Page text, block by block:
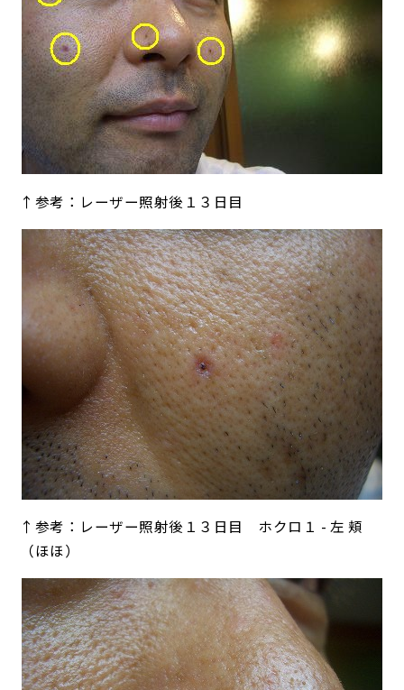
↑参考：レーザー照射後１３日目
↑参考：レーザー照射後１３日目 ホクロ１ - 左 頬
（ほほ）